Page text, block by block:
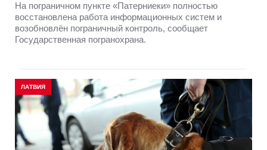
На пограничном пункте «Патерниеки» полностью
восстановлена работа информационных систем и
возобновлён пограничный контроль, сообщает
Государственная погранохрана.
ЛАТВИЯ